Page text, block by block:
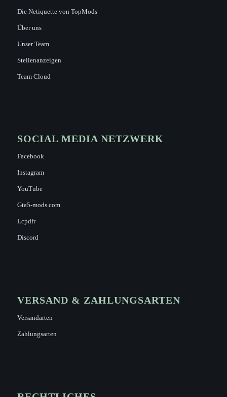
Die Netiquette von TopMods
Über uns
Unser Team
Stellenanzeigen
Team Cloud
SOCIAL MEDIA NETZWERK
Facebook
Instagram
YouTube
Gta5-mods.com
Lcpdfr
Discord
VERSAND & ZAHLUNGSARTEN
Versandarten
Zahlungsarten